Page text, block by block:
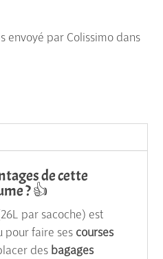
envoyé par Colissimo dans
de cette
? 👍
par sacoche) est
pour faire ses courses
des bagages